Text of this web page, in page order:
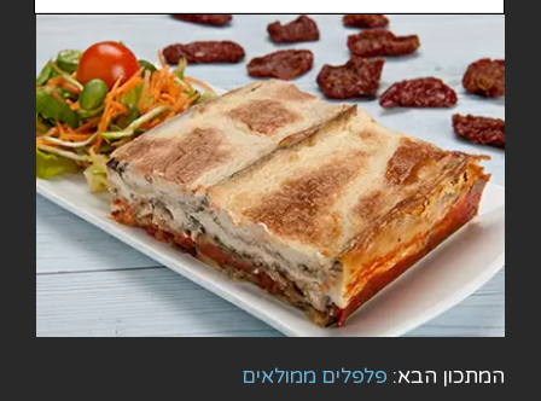
המתכון הבא: פלפלים ממולאים